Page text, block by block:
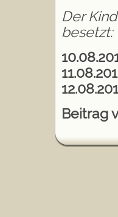
Der
besetzt:
Beitrag